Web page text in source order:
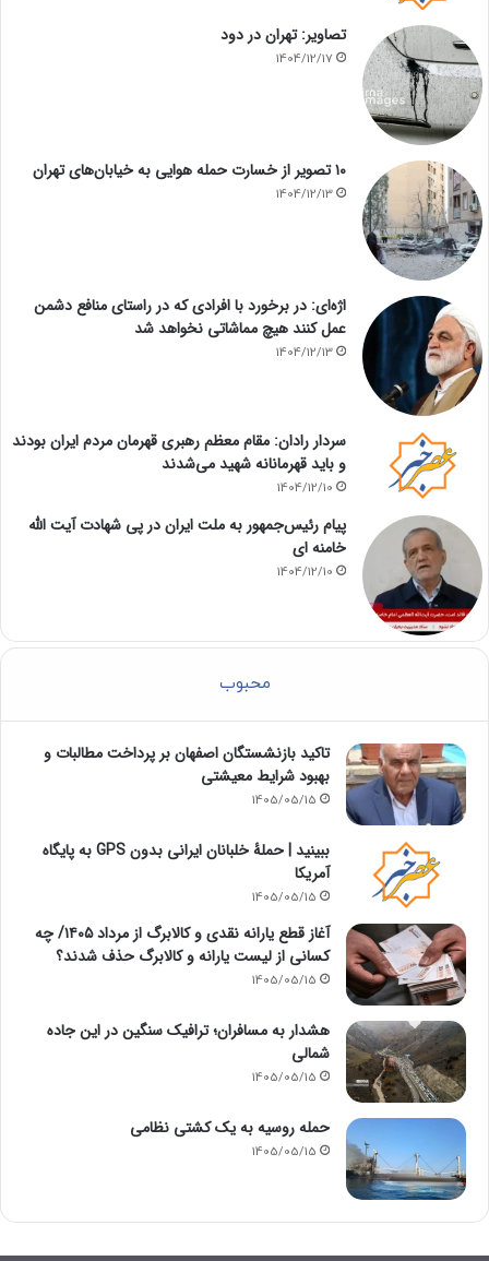
تصاویر: تهران در دود
1404/12/17
۱۰ تصویر از خسارت حمله هوایی به خیابان‌های تهران
1404/12/13
اژه‌ای: در برخورد با افرادی که در راستای منافع دشمن
عمل کنند هیچ مماشاتی نخواهد شد
1404/12/13
سردار رادان: مقام معظم رهبری قهرمان مردم ایران بودند
و باید قهرمانانه شهید می‌شدند
1404/12/10
پیام رئیس‌جمهور به ملت ایران در پی شهادت آیت الله
خامنه ای
1404/12/10
محبوب
تاکید بازنشستگان اصفهان بر پرداخت مطالبات و
بهبود شرایط معیشتی
1405/05/15
ببینید | حملۀ خلبانان ایرانی بدون GPS به پایگاه
آمریکا
1405/05/15
آغاز قطع یارانه نقدی و کالابرگ از مرداد ۱۴۰۵/ چه
کسانی از لیست یارانه و کالابرگ حذف شدند؟
1405/05/15
هشدار به مسافران؛ ترافیک سنگین در این جاده
شمالی
1405/05/15
حمله روسیه به یک کشتی نظامی
1405/05/15